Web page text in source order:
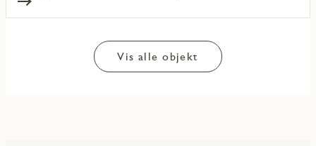
Vis alle objekt